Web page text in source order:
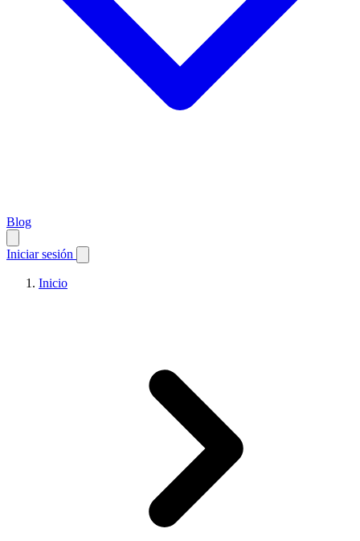
Blog
Iniciar sesión
Inicio